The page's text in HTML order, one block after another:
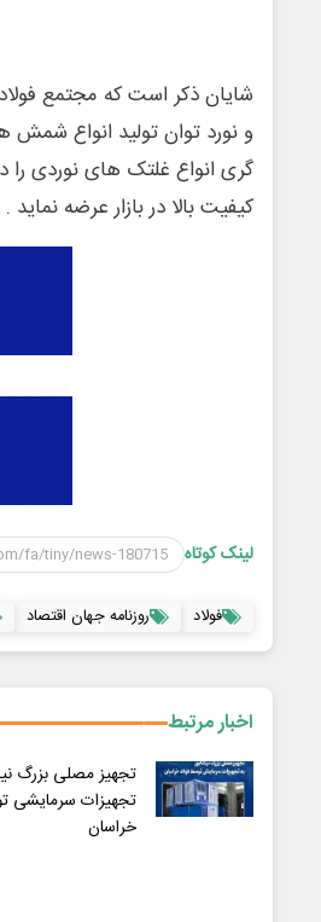
شایان ذکر است که مجتمع
و نورد توان تولید انواع شمش
گری انواع غلتک های نوردی را
کیفیت بالا در بازار عرضه نماید .
لینک کوتاه
فولاد روزنامه جهان اقتصاد
اخبار مرتبط
تجهیز مصلی بزرگ
تجهیزات سرمایشی
خراسان